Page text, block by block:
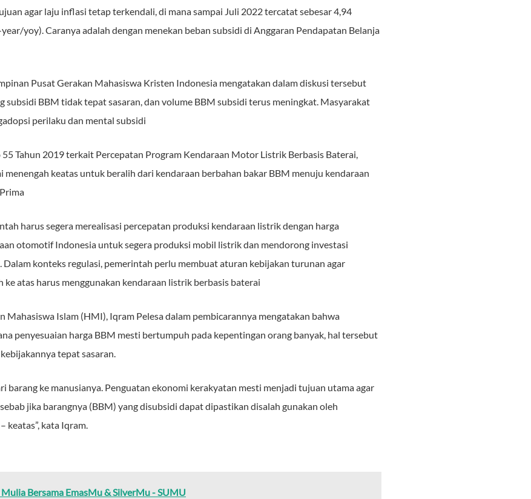
agar laju inflasi tetap terkendali, di mana sampai Juli 2022 tercatat sebesar 4,94
yoy). Caranya adalah dengan menekan beban subsidi di Anggaran Pendapatan Belanja
Pusat Gerakan Mahasiswa Kristen Indonesia mengatakan dalam diskusi tersebut
subsidi BBM tidak tepat sasaran, dan volume BBM subsidi terus meningkat. Masyarakat
perilaku dan mental subsidi
Tahun 2019 terkait Percepatan Program Kendaraan Motor Listrik Berbasis Baterai,
keatas untuk beralih dari kendaraan berbahan bakar BBM menuju kendaraan
harus segera merealisasi percepatan produksi kendaraan listrik dengan harga
otomotif Indonesia untuk segera produksi mobil listrik dan mendorong investasi
konteks regulasi, pemerintah perlu membuat aturan kebijakan turunan agar
ke atas harus menggunakan kendaraan listrik berbasis baterai
Mahasiswa Islam (HMI), Iqram Pelesa dalam pembicarannya mengatakan bahwa
penyesuaian harga BBM mesti bertumpuh pada kepentingan orang banyak, hal tersebut
tepat sasaran.
barang ke manusianya. Penguatan ekonomi kerakyatan mesti menjadi tujuan utama agar
jika barangnya (BBM) yang disubsidi dapat dipastikan disalah gunakan oleh
keatas”, kata Iqram.
Bersama EmasMu & SilverMu - SUMU